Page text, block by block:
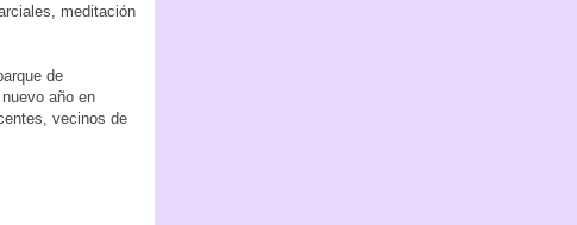
meditación
de
año en
vecinos de